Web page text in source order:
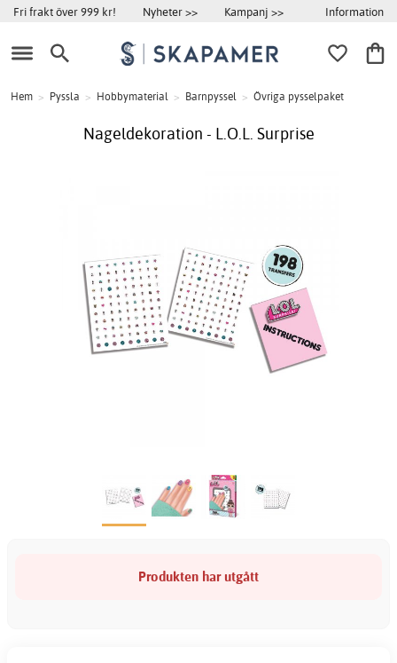
Fri frakt över 999 kr! Nyheter >> Kampanj >> Information
Hem > Pyssla > Hobbymaterial > Barnpyssel > Övriga pysselpaket
Nageldekoration - L.O.L. Surprise
Produkten har utgått